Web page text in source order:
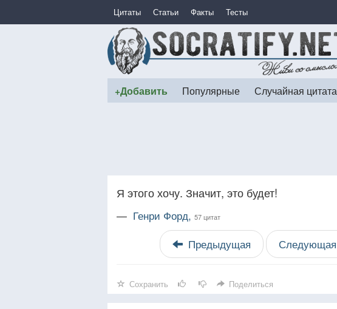
Цитаты Статьи Факты Тесты
+Добавить Популярные Случайная цитата
Я этого хочу. Значит, это будет!
— Генри Форд, 57 цитат
Предыдущая Следующая
Сохранить Поделиться